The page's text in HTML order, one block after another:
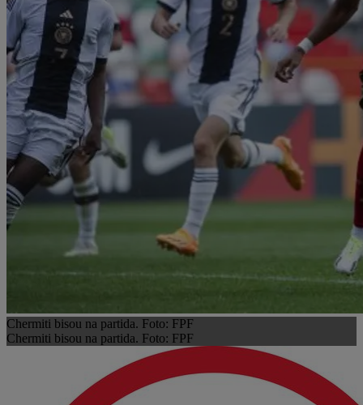
Chermiti bisou na partida. Foto: FPF
Chermiti bisou na partida. Foto: FPF